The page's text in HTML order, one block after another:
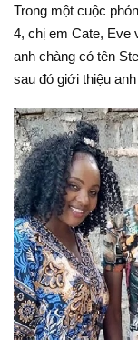
Trong một cuộc
4, chị em Cate, Eve
anh chàng có tên
sau đó giới thiệu